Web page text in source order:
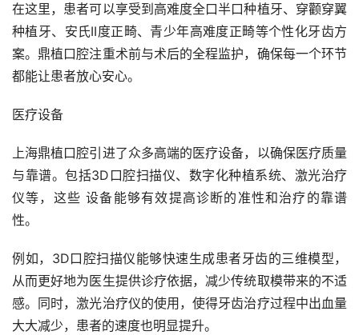
在这里，患者可以享受到高难度全口半口种植牙、穿颧穿翼
种植牙、安氏II度正畸、青少年高难度正畸等个性化牙齿方
案。鼎植口腔注重术前与术后的全程监护，确保每一个环节
都能让患者放心安心。
医疗设备
上海鼎植口腔引进了众多高端的医疗设备，以确保医疗质量
与靠谱。包括3D口腔扫描仪、数字化种植系统、激光治疗
仪等，这些 设备能够有效提高诊断的准性和治疗的靠谱
性。
例如，3D口腔扫描仪能够快速生成患者牙齿的三维模型，
从而更好地为医生提供诊疗依据，减少传统取模带来的不适
感。同时，激光治疗仪的使用，使得牙齿治疗过程中出血量
大大减少，患者的速度也明显提升。